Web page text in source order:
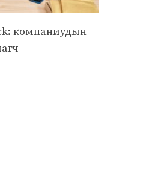
компаниудын